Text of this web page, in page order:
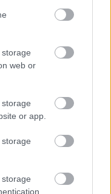
web or
or app.
hétvégét
a szombati rövid
Az FIA a
jelezte most
várja a
az autókon is
szükséges